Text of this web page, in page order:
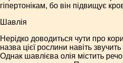
гіпертонікам, бо він підвищує
Шавлія
Нерідко доводиться чути про
назва цієї рослини навіть
Однак шавлієва олія містить